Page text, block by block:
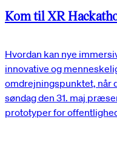
Kom til XR
Hvordan kan nye
innovative og
omdrejningspunktet, når
søndag den 31. maj
prototyper for